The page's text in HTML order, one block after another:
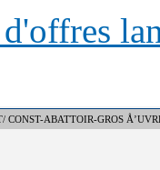
CONST-ABATTOIR-GROS